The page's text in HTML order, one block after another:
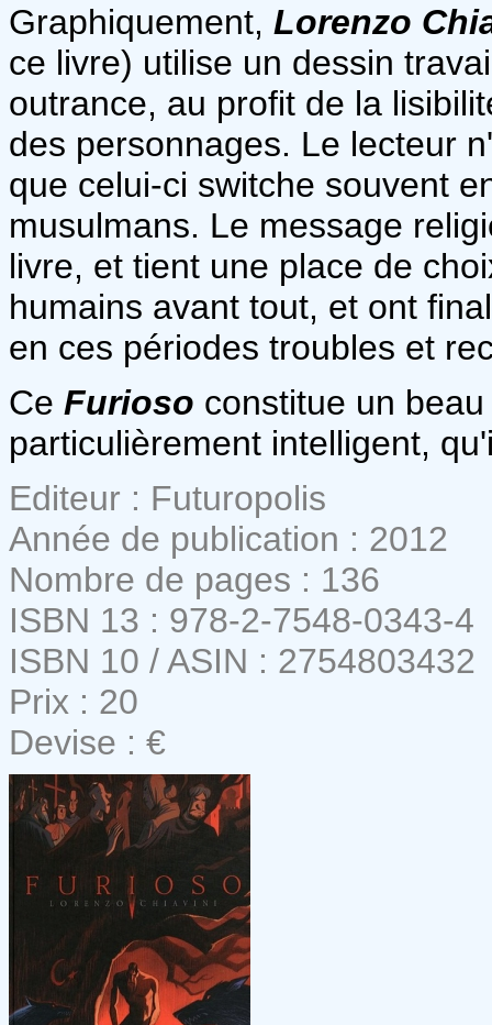
Graphiquement, Lorenzo
ce livre) utilise un dessin
outrance, au profit de la
des personnages. Le lecteur
que celui-ci switche souvent
musulmans. Le message
livre, et tient une place de
humains avant tout, et ont
en ces périodes troubles et
Ce Furioso constitue un
particulièrement intelligent,
Editeur : Futuropolis
Année de publication : 2012
Nombre de pages : 136
ISBN 13 : 978-2-7548-0343-4
ISBN 10 / ASIN : 2754803432
Prix : 20
Devise : €